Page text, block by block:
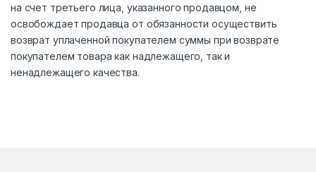
на счет третьего лица, указанного продавцом, не
освобождает продавца от обязанности осуществить
возврат уплаченной покупателем суммы при возврате
покупателем товара как надлежащего, так и
ненадлежащего качества.